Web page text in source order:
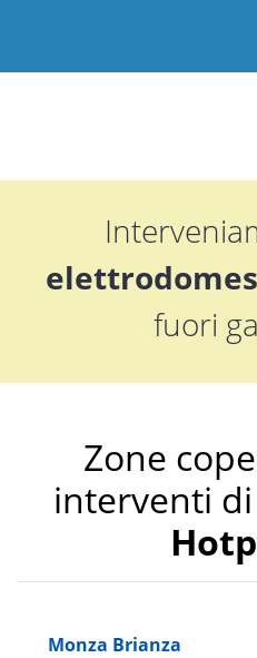
fuori
Zone
interventi di
Monza Brianza